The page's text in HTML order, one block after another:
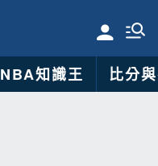
NBA知識王 比分